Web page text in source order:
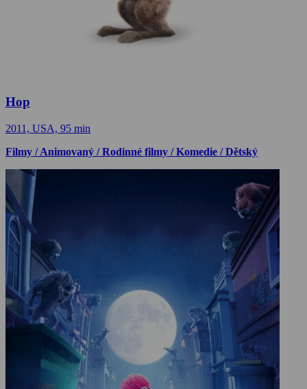
Hop
2011, USA, 95 min
Filmy / Animovaný / Rodinné filmy / Komedie / Dětský